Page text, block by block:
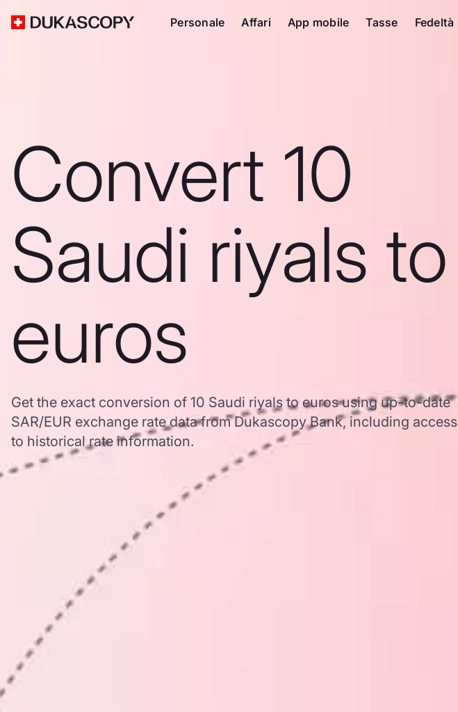
Personale Affari App mobile Tasse Fedeltà
Convert 10
Saudi riyals to
euros
Get the exact conversion of 10 Saudi riyals to euros using up-to-date
SAR/EUR exchange rate data from Dukascopy Bank, including access
to historical rate information.